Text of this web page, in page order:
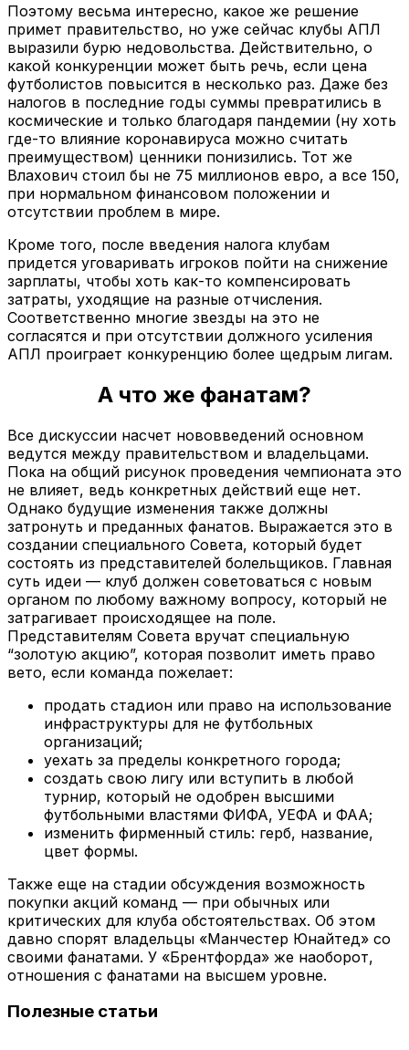
Поэтому весьма интересно, какое же решение
примет правительство, но уже сейчас клубы АПЛ
выразили бурю недовольства. Действительно, о
какой конкуренции может быть речь, если цена
футболистов повысится в несколько раз. Даже без
налогов в последние годы суммы превратились в
космические и только благодаря пандемии (ну хоть
где-то влияние коронавируса можно считать
преимуществом) ценники понизились. Тот же
Влахович стоил бы не 75 миллионов евро, а все 150,
при нормальном финансовом положении и
отсутствии проблем в мире.
Кроме того, после введения налога клубам
придется уговаривать игроков пойти на снижение
зарплаты, чтобы хоть как-то компенсировать
затраты, уходящие на разные отчисления.
Соответственно многие звезды на это не
согласятся и при отсутствии должного усиления
АПЛ проиграет конкуренцию более щедрым лигам.
А что же фанатам?
Все дискуссии насчет нововведений основном
ведутся между правительством и владельцами.
Пока на общий рисунок проведения чемпионата это
не влияет, ведь конкретных действий еще нет.
Однако будущие изменения также должны
затронуть и преданных фанатов. Выражается это в
создании специального Совета, который будет
состоять из представителей болельщиков. Главная
суть идеи — клуб должен советоваться с новым
органом по любому важному вопросу, который не
затрагивает происходящее на поле.
Представителям Совета вручат специальную
“золотую акцию”, которая позволит иметь право
вето, если команда пожелает:
продать стадион или право на использование
инфраструктуры для не футбольных
организаций;
уехать за пределы конкретного города;
создать свою лигу или вступить в любой
турнир, который не одобрен высшими
футбольными властями ФИФА, УЕФА и ФАА;
изменить фирменный стиль: герб, название,
цвет формы.
Также еще на стадии обсуждения возможность
покупки акций команд — при обычных или
критических для клуба обстоятельствах. Об этом
давно спорят владельцы «Манчестер Юнайтед» со
своими фанатами. У «Брентфорда» же наоборот,
отношения с фанатами на высшем уровне.
Полезные статьи